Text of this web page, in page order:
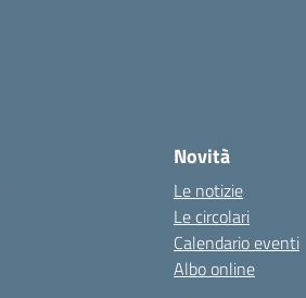
Novità
Le notizie
Le circolari
Calendario eventi
Albo online